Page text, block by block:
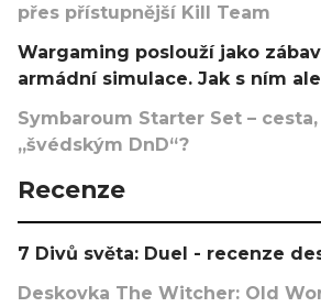
přes přístupnější Kill Team
Wargaming poslouží jako
armádní simulace. Jak s ním
Symbaroum Starter Set –
„švédským DnD“?
Recenze
7 Divů světa: Duel - recenze
Deskovka The Witcher: Old